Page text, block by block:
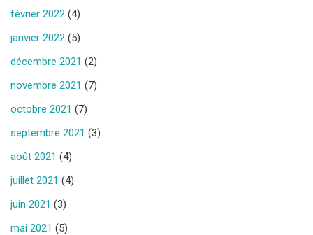
février 2022 (4)
janvier 2022 (5)
décembre 2021 (2)
novembre 2021 (7)
octobre 2021 (7)
septembre 2021 (3)
août 2021 (4)
juillet 2021 (4)
juin 2021 (3)
mai 2021 (5)